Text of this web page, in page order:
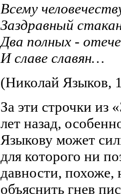
Всему
Заздравный
Два полных -
И славе славян…
(Николай Языков,
За эти строчки из
лет назад,
Языкову может
для которого ни
давности, похоже,
объяснить гнев